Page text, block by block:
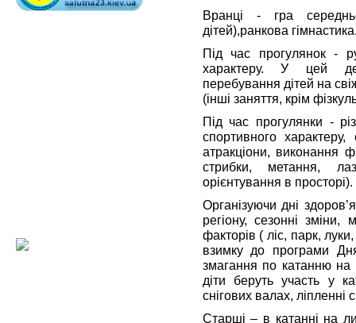
Вранці - гра
дітей),ранкова
Під час прогулянок -
характеру. У цей
перебування дітей на
(інші заняття, крім
Під час прогулянки -
спортивного
атракціони, виконання
стрибки, метання,
орієнтування в просторі).
Організуючи дні
регіону, сезонні зміни,
факторів ( ліс, парк,
взимку до програми
змагання по катанню на
діти беруть участь у
снігових валах, ліпленні
Старші – в катанні на